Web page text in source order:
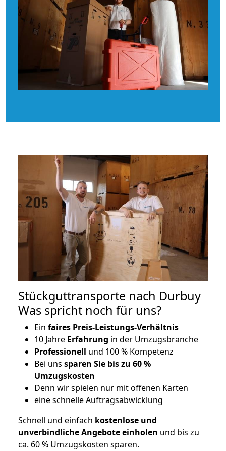
Stückguttransporte nach Durbuy
Was spricht noch für uns?
Ein faires Preis-Leistungs-Verhältnis
10 Jahre Erfahrung in der Umzugsbranche
Professionell und 100 % Kompetenz
Bei uns sparen Sie bis zu 60 %
Umzugskosten
Denn wir spielen nur mit offenen Karten
eine schnelle Auftragsabwicklung
Schnell und einfach kostenlose und
unverbindliche Angebote einholen und bis zu
ca. 60 % Umzugskosten sparen.